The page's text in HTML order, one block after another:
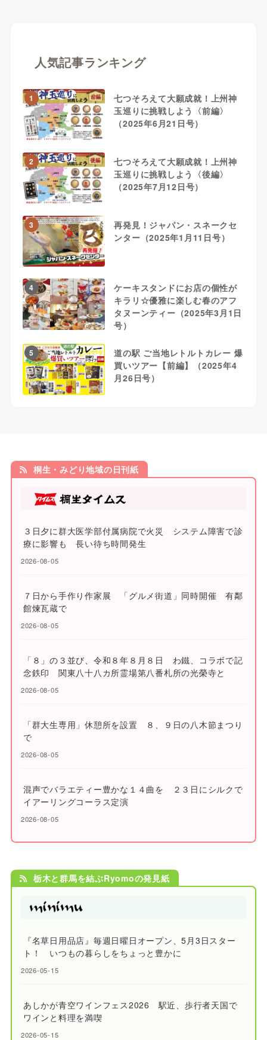
人気記事ランキング
1
七つそろえて大願成就！上州神
玉巡りに挑戦しよう〈前編〉
（2025年6月21日号）
2
七つそろえて大願成就！上州神
玉巡りに挑戦しよう〈後編〉
（2025年7月12日号）
3
再発見！ジャパン・スネークセ
ンター（2025年1月11日号）
4
ケーキスタンドにお店の個性が
キラリ☆優雅に楽しむ春のアフ
タヌーンティー（2025年3月1日
号）
5
道の駅 ご当地レトルトカレー 爆
買いツアー【前編】（2025年4
月26日号）
桐生・みどり地域の日刊紙
３日夕に群大医学部付属病院で火災 システム障害で診
療に影響も 長い待ち時間発生
2026-08-05
７日から手作り作家展 「グルメ街道」同時開催 有鄰
館煉瓦蔵で
2026-08-05
「８」の３並び、令和８年８月８日 わ鐵、コラボで記
念鉄印 関東八十八カ所霊場第八番札所の光榮寺と
2026-08-05
「群大生専用」休憩所を設置 ８、９日の八木節まつり
で
2026-08-05
混声でバラエティー豊かな１４曲を ２３日にシルクで
イアーリングコーラス定演
2026-08-05
栃木と群馬を結ぶRyomoの発見紙
『名草日用品店』毎週日曜日オープン、5月3日スター
ト！ いつもの暮らしをちょっと豊かに
2026-05-15
あしかが青空ワインフェス2026 駅近、歩行者天国で
ワインと料理を満喫
2026-05-15